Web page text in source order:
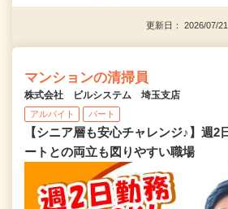
更新日： 2026/07/
マンションの清掃員
株式会社 ビルシステム 埼玉支店
アルバイト パート
【シニア層も安心チャレンジ♪】週2
ートとの両立も図りやすい職場